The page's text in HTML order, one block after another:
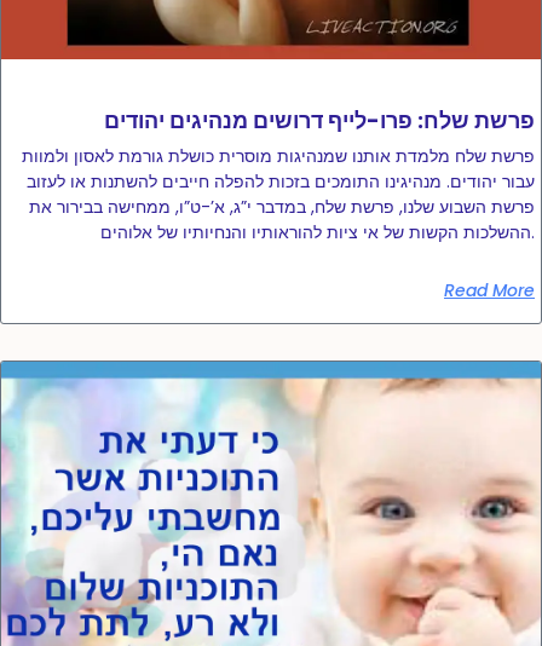
פרשת שלח: פרו-לייף דרושים מנהיגים יהודים
פרשת שלח מלמדת אותנו שמנהיגות מוסרית כושלת גורמת לאסון ולמוות
עבור יהודים. מנהיגינו התומכים בזכות להפלה חייבים להשתנות או לעזוב
פרשת השבוע שלנו, פרשת שלח, במדבר י”ג, א’-ט”ו, ממחישה בבירור את
ההשלכות הקשות של אי ציות להוראותיו והנחיותיו של אלוהים.
Read More